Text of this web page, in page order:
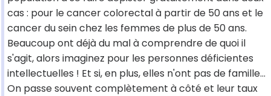
cas : pour le cancer colorectal à partir de 50 ans et le
cancer du sein chez les femmes de plus de 50 ans.
Beaucoup ont déjà du mal à comprendre de quoi il
s'agit, alors imaginez pour les personnes déficientes
intellectuelles ! Et si, en plus, elles n'ont pas de famille…
On passe souvent complètement à côté et leur taux